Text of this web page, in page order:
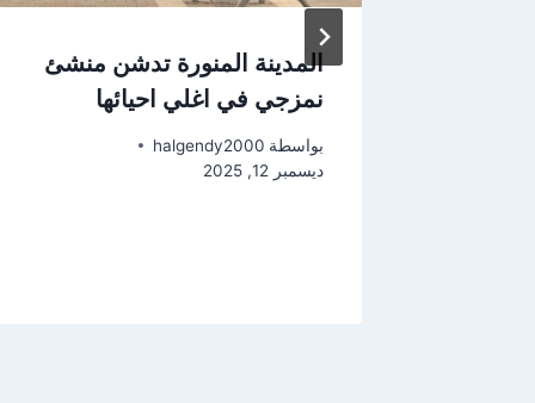
المدينة المنورة تدشن منشئ
نمزجي في اغلي احيائها
بواسطة halgendy2000
ديسمبر 12, 2025